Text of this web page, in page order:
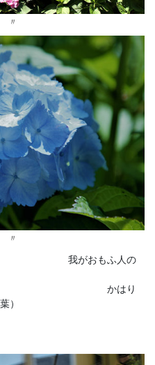
ふ人の
り
）